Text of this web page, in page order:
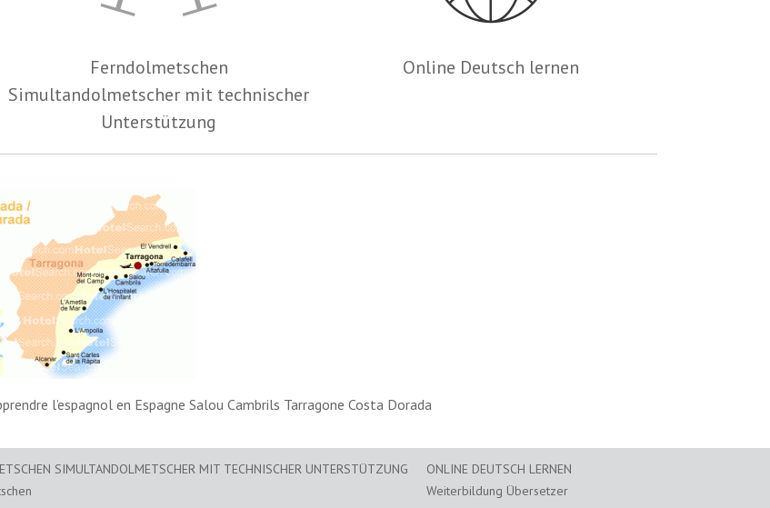
Ferndolmetschen
Simultandolmetscher mit technischer
Unterstützung
Online Deutsch lernen
l’espagnol en Espagne Salou Cambrils Tarragone Costa Dorada
SIMULTANDOLMETSCHER MIT TECHNISCHER UNTERSTÜTZUNG
ONLINE DEUTSCH LERNEN
Weiterbildung Übersetzer